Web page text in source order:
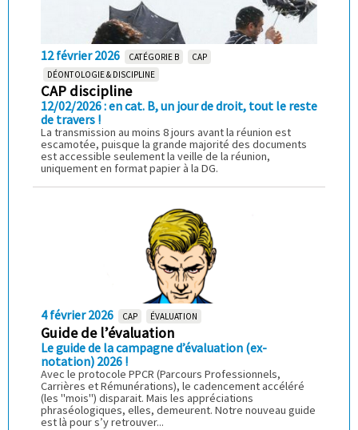
12 février 2026 CATÉGORIE B
CAP
DÉONTOLOGIE & DISCIPLINE
CAP discipline
12/02/2026 : en cat. B, un jour de droit, tout le reste
de travers !
La transmission au moins 8 jours avant la réunion est
escamotée, puisque la grande majorité des documents
est accessible seulement la veille de la réunion,
uniquement en format papier à la DG.
4 février 2026 CAP ÉVALUATION
Guide de l’évaluation
Le guide de la campagne d’évaluation (ex-
notation) 2026 !
Avec le protocole PPCR (Parcours Professionnels,
Carrières et Rémunérations), le cadencement accéléré
(les "mois") disparait. Mais les appréciations
phraséologiques, elles, demeurent. Notre nouveau guide
est là pour s’y retrouver...